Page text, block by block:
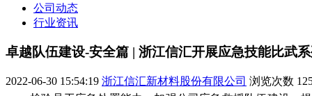
公司动态
行业资讯
卓越队伍建设-安全篇 | 浙江信汇开展应急技能比武
2022-06-30 15:54:19 浙江信汇新材料股份有限公司 浏览次数